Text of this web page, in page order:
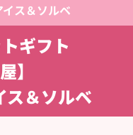
ス＆ソルベ
ギフト
】
ス＆ソルベ